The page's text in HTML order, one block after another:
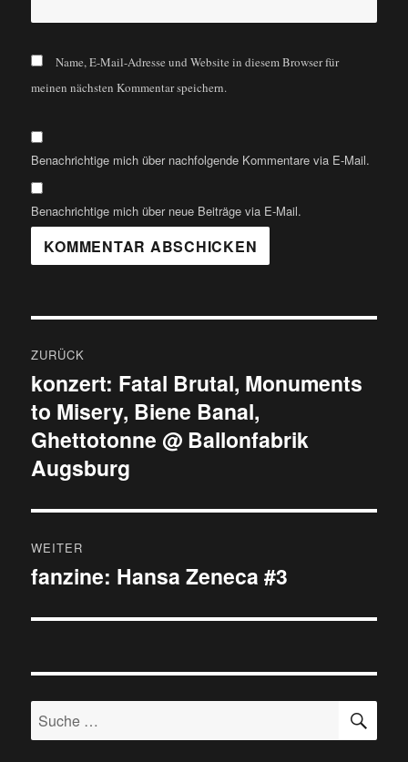
Name, E-Mail-Adresse und Website in diesem Browser für
meinen nächsten Kommentar speichern.
Benachrichtige mich über nachfolgende Kommentare via E-Mail.
Benachrichtige mich über neue Beiträge via E-Mail.
ZURÜCK
Vorheriger
Beitrag:
konzert: Fatal Brutal, Monuments
to Misery, Biene Banal,
Ghettotonne @ Ballonfabrik
Augsburg
WEITER
Nächster
fanzine: Hansa Zeneca #3
Suche
nach: